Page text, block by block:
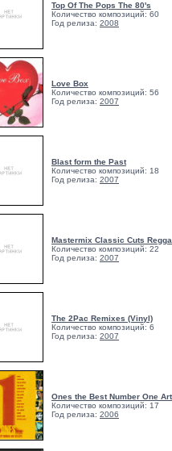
Top Of The Pops The 80's
Количество композиций: 60
Год релиза: 2008
Love Box
Количество композиций: 56
Год релиза: 2007
Blast form the Past
Количество композиций: 18
Год релиза: 2007
Mastermix Classic Cuts
Количество композиций: 22
Год релиза: 2007
The 2Pac Remixes (Vinyl)
Количество композиций: 6
Год релиза: 2007
Ones the Best Number One
Количество композиций: 17
Год релиза: 2006